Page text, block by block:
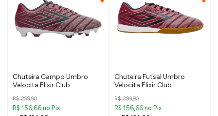
Chuteira Campo Umbro
Velocita Elixir Club
R$ 299,90
R$ 156,66 no Pix
Chuteira Futsal Umbro
Velocita Elixir Club
R$ 299,90
R$ 156,66 no Pix